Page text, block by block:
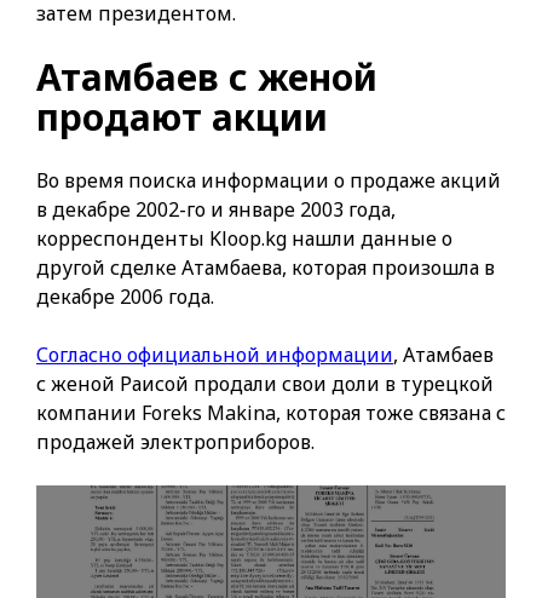
затем президентом.
Атамбаев с женой
продают акции
Во время поиска информации о продаже акций
в декабре 2002-го и январе 2003 года,
корреспонденты Kloop.kg нашли данные о
другой сделке Атамбаева, которая произошла в
декабре 2006 года.
Согласно официальной информации, Атамбаев
с женой Раисой продали свои доли в турецкой
компании Foreks Makina, которая тоже связана с
продажей электроприборов.